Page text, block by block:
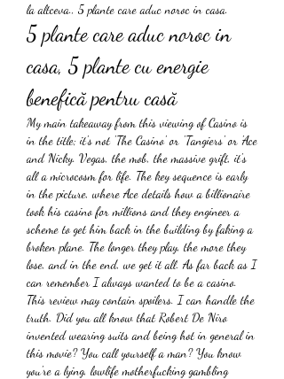
la altceva., 5 plante care aduc noroc in casa.
5 plante care aduc noroc in
casa, 5 plante cu energie
benefică pentru casă
My main takeaway from this viewing of Casino is
in the title; it's not 'The Casino' or 'Tangiers' or 'Ace
and Nicky. Vegas, the mob, the massive grift, it's
all a microcosm for life. The key sequence is early
in the picture, where Ace details how a billionaire
took his casino for millions and they engineer a
scheme to get him back in the building by faking a
broken plane. The longer they play, the more they
lose, and in the end, we get it all. As far back as I
can remember I always wanted to be a casino.
This review may contain spoilers. I can handle the
truth. Did you all know that Robert De Niro
invented wearing suits and being hot in general in
this movie? You call yourself a man? You know
you're a lying, lowlife motherfucking gambling